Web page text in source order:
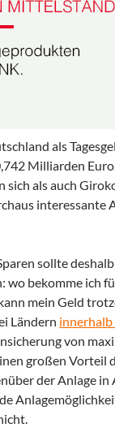
als
Milliarden
sich als auch
interessante
sollte
wo bekomme ich
mein Geld
Ländern innerhalb
von
großen Vorteil
der Anlage